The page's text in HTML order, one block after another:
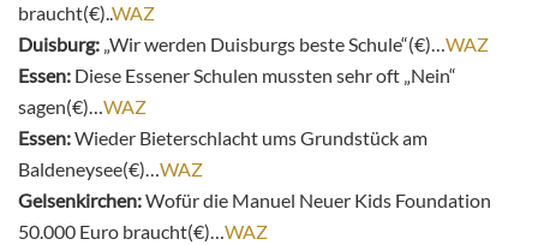
braucht(€)..WAZ
Duisburg: „Wir werden Duisburgs beste Schule“(€)…WAZ
Essen: Diese Essener Schulen mussten sehr oft „Nein“
sagen(€)…WAZ
Essen:Wieder Bieterschlacht ums Grundstück am
Baldeneysee(€)…WAZ
Gelsenkirchen:Wofür die Manuel Neuer Kids Foundation
50.000 Euro braucht(€)…WAZ